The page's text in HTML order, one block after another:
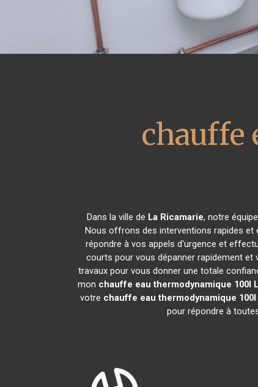
chauffe
Dans la ville de La Ricamarie, notre
Nous offrons des interventions rapides et
répondre à vos appels d'urgence et
courts pour vous dépanner rapidement
travaux pour vous donner une totale
mon chauffe eau thermodynamique 100l
votre chauffe eau thermodynamique 100l
pour répondre à